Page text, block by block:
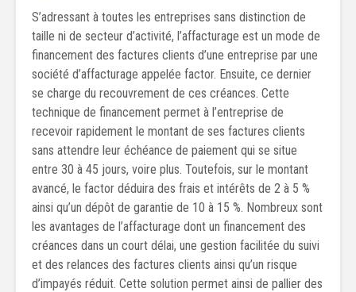
S’adressant à toutes les entreprises sans distinction de
taille ni de secteur d’activité, l’affacturage est un mode de
financement des factures clients d’une entreprise par une
société d’affacturage appelée factor. Ensuite, ce dernier
se charge du recouvrement de ces créances. Cette
technique de financement permet à l’entreprise de
recevoir rapidement le montant de ses factures clients
sans attendre leur échéance de paiement qui se situe
entre 30 à 45 jours, voire plus. Toutefois, sur le montant
avancé, le factor déduira des frais et intérêts de 2 à 5 %
ainsi qu’un dépôt de garantie de 10 à 15 %. Nombreux sont
les avantages de l’affacturage dont un financement des
créances dans un court délai, une gestion facilitée du suivi
et des relances des factures clients ainsi qu’un risque
d’impayés réduit. Cette solution permet ainsi de pallier des